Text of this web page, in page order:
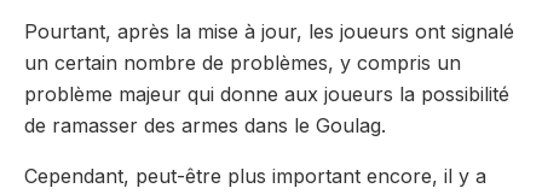
Pourtant, après la mise à jour, les joueurs ont signalé
un certain nombre de problèmes, y compris un
problème majeur qui donne aux joueurs la possibilité
de ramasser des armes dans le Goulag.
Cependant, peut-être plus important encore, il y a